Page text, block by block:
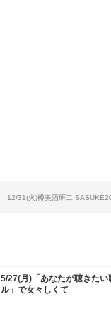
12/31(火)樽美酒研二
5/27(月)「あなたが聴きたい
ル」で女々しくて